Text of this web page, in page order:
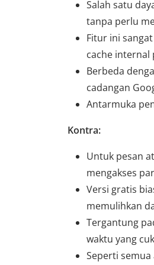
Salah satu
tanpa perlu
Fitur ini
cache internal
Berbeda
cadangan
Antarmuka
Kontra:
Untuk pesan
mengakses
Versi gratis
memulihkan
Tergantung
waktu yang
Seperti